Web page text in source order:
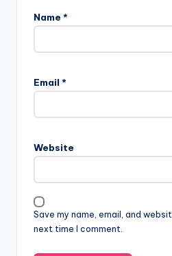
Name *
Email *
Website
Save my name, email, and
next time I comment.